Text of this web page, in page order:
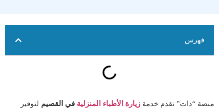
فهرس
منصة “ذات” تقدم خدمة زيارة الأطباء المنزلية في القصيم لتوفير